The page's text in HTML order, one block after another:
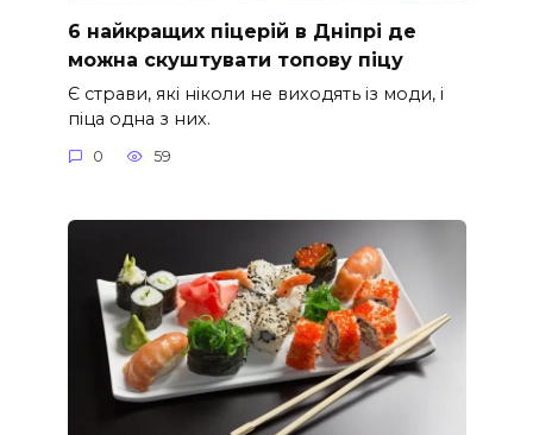
6 найкращих піцерій в Дніпрі де
можна скуштувати топову піцу
Є страви, які ніколи не виходять із моди, і
піца одна з них.
0 59